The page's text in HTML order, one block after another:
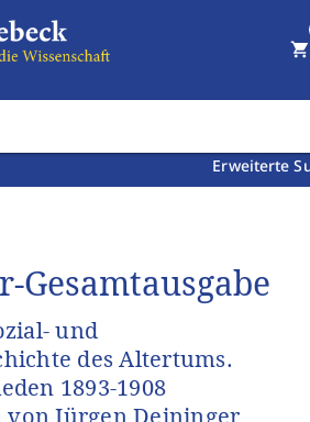
Erweiterte
shopping_cart
Gesamtausgabe
und
des Altertums.
1893-1908
von Jürgen Deininger